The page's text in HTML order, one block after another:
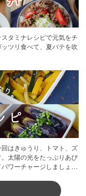
タミナレシピで元気をチ
ツリ食べて、夏バテを吹
はきゅうり、トマト、ズ
太陽の光をたっぷりあび
ワーチャージしましょう